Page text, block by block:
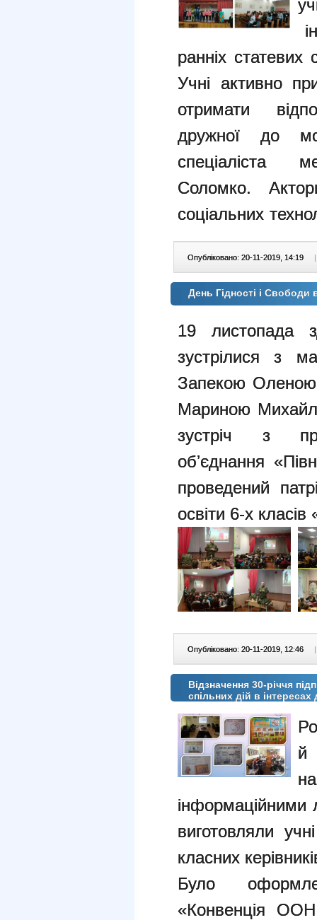
ранніх статевих
Учні активно
отримати
дружної до
Соломко.
соціальних
Опубліковано: 20-11-2019, 14:19 |
День Гідності і
19 листопада
зустрілися з
Запекою Оленою
Мариною
зустріч з
обʼєднання
проведений
освіти 6-х
Опубліковано: 20-11-2019, 12:46 |
Відзначення 30-річчя
спільних дій в
й
інформаційними
виготовляли
класних
Було
«Конвенція